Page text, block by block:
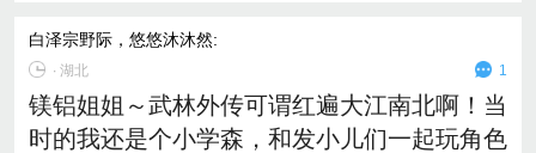
白泽宗野际，悠悠沐沐然:
∙湖北 1
镁铝姐姐～武林外传可谓红遍大江南北啊！当
时的我还是个小学森，和发小儿们一起玩角色